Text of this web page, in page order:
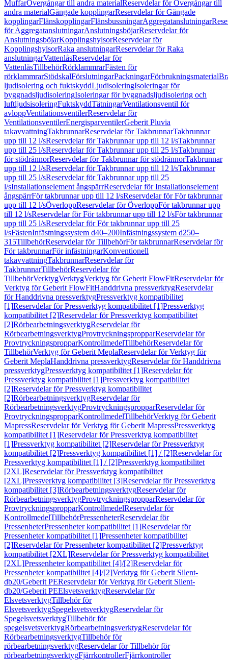
MuffarÖvergångar till andra materialReservdelar för Övergångar till
andra materialGängade kopplingarReservdelar för Gängade
kopplingarFlänskopplingarFlänsbussningarAggregatanslutningar
för AggregatanslutningarAnslutningsböjarReservdelar för
AnslutningsböjarKopplingshylsorReservdelar för
KopplingshylsorRaka anslutningarReservdelar för Raka
anslutningarVattenlåsReservdelar för
VattenlåsTillbehörRörklammrarFästen för
rörklammrarStödskalFörslutningarPackningarFörbrukningsmaterial
ljudisolering och fuktskyddLjudisoleringIsoleringar för
byggnadsljudisoleringIsoleringar för byggnadsljudisolering och
luftljudsisoleringFuktskyddTätningarVentilationsventil för
avloppVentilationsventilerReservdelar för
VentilationsventilerEnergisparventilerGeberit Pluvia
takavvattningTakbrunnarReservdelar för TakbrunnarTakbrunnar
upp till 12 l/sReservdelar för Takbrunnar upp till 12 l/sTakbrunnar
upp till 25 l/sReservdelar för Takbrunnar upp till 25 l/sTakbrunnar
för stödrännorReservdelar för Takbrunnar för stödrännorTakbrunnar
upp till 12 l/sReservdelar för Takbrunnar upp till 12 l/sTakbrunnar
upp till 25 l/sReservdelar för Takbrunnar upp till 25
l/sInstallationselement ångspärrReservdelar för Installationselement
ångspärrFör takbrunnar upp till 12 l/sReservdelar för För takbrunnar
upp till 12 l/sÖverloppReservdelar för ÖverloppFör takbrunnar upp
till 12 l/sReservdelar för För takbrunnar upp till 12 l/sFör takbrunnar
upp till 25 l/sReservdelar för För takbrunnar upp till 25
l/sFästenInfästningssystem d40–200Infästningssystem d250–
315TillbehörReservdelar för TillbehörFör takbrunnarReservdelar för
För takbrunnarFör infästningarKonventionell
takavvattningTakbrunnarReservdelar för
TakbrunnarTillbehörReservdelar för
TillbehörVerktygVerktygVerktyg för Geberit FlowFitReservdelar för
Verktyg för Geberit FlowFitHanddrivna pressverktygReservdelar
för Handdrivna pressverktygPressverktyg kompatibilitet
[1]Reservdelar för Pressverktyg kompatibilitet [1]Pressverktyg
kompatibilitet [2]Reservdelar för Pressverktyg kompatibilitet
[2]RörbearbetningsverktygReservdelar för
RörbearbetningsverktygProvtryckningspropparReservdelar för
ProvtryckningspropparKontrollmedelTillbehörReservdelar för
TillbehörVerktyg för Geberit MeplaReservdelar för Verktyg för
Geberit MeplaHanddrivna pressverktygReservdelar för Handdrivna
pressverktygPressverktyg kompatibilitet [1]Reservdelar för
Pressverktyg kompatibilitet [1]Pressverktyg kompatibilitet
[2]Reservdelar för Pressverktyg kompatibilitet
[2]RörbearbetningsverktygReservdelar för
RörbearbetningsverktygProvtryckningspropparReservdelar för
ProvtryckningspropparKontrollmedelTillbehörVerktyg för Geberit
MapressReservdelar för Verktyg för Geberit MapressPressverktyg
kompatibilitet [1]Reservdelar för Pressverktyg kompatibilitet
[1]Pressverktyg kompatibilitet [2]Reservdelar för Pressverktyg
kompatibilitet [2]Pressverktyg kompatibilitet [1] / [2]Reservdelar för
Pressverktyg kompatibilitet [1] / [2]Pressverktyg kompatibilitet
[2XL]Reservdelar för Pressverktyg kompatibilitet
[2XL]Pressverktyg kompatibilitet [3]Reservdelar för Pressverktyg
kompatibilitet [3]RörbearbetningsverktygReservdelar för
RörbearbetningsverktygProvtryckningspropparReservdelar för
ProvtryckningspropparKontrollmedelReservdelar för
KontrollmedelTillbehörPressenheterReservdelar för
PressenheterPressenheter kompatibilitet [1]Reservdelar för
Pressenheter kompatibilitet [1]Pressenheter kompatibilitet
[2]Reservdelar för Pressenheter kompatibilitet [2]Pressverktyg
kompatibilitet [2XL]Reservdelar för Pressverktyg kompatibilitet
[2XL]Pressenheter kompatibilitet [4]/[2]Reservdelar för
Pressenheter kompatibilitet [4]/[2]Verktyg för Geberit Silent-
db20/Geberit PEReservdelar för Verktyg för Geberit Silent-
db20/Geberit PEElsvetsverktygReservdelar för
ElsvetsverktygTillbehör för
ElsvetsverktygSpegelsvetsverktygReservdelar för
SpegelsvetsverktygTillbehör för
spegelsvetsverktygRörbearbetningsverktygReservdelar för
RörbearbetningsverktygTillbehör för
rörbearbetningsverktygReservdelar för Tillbehör för
rörbearbetningsverktygFjärrkontrollerFjärrkontroller